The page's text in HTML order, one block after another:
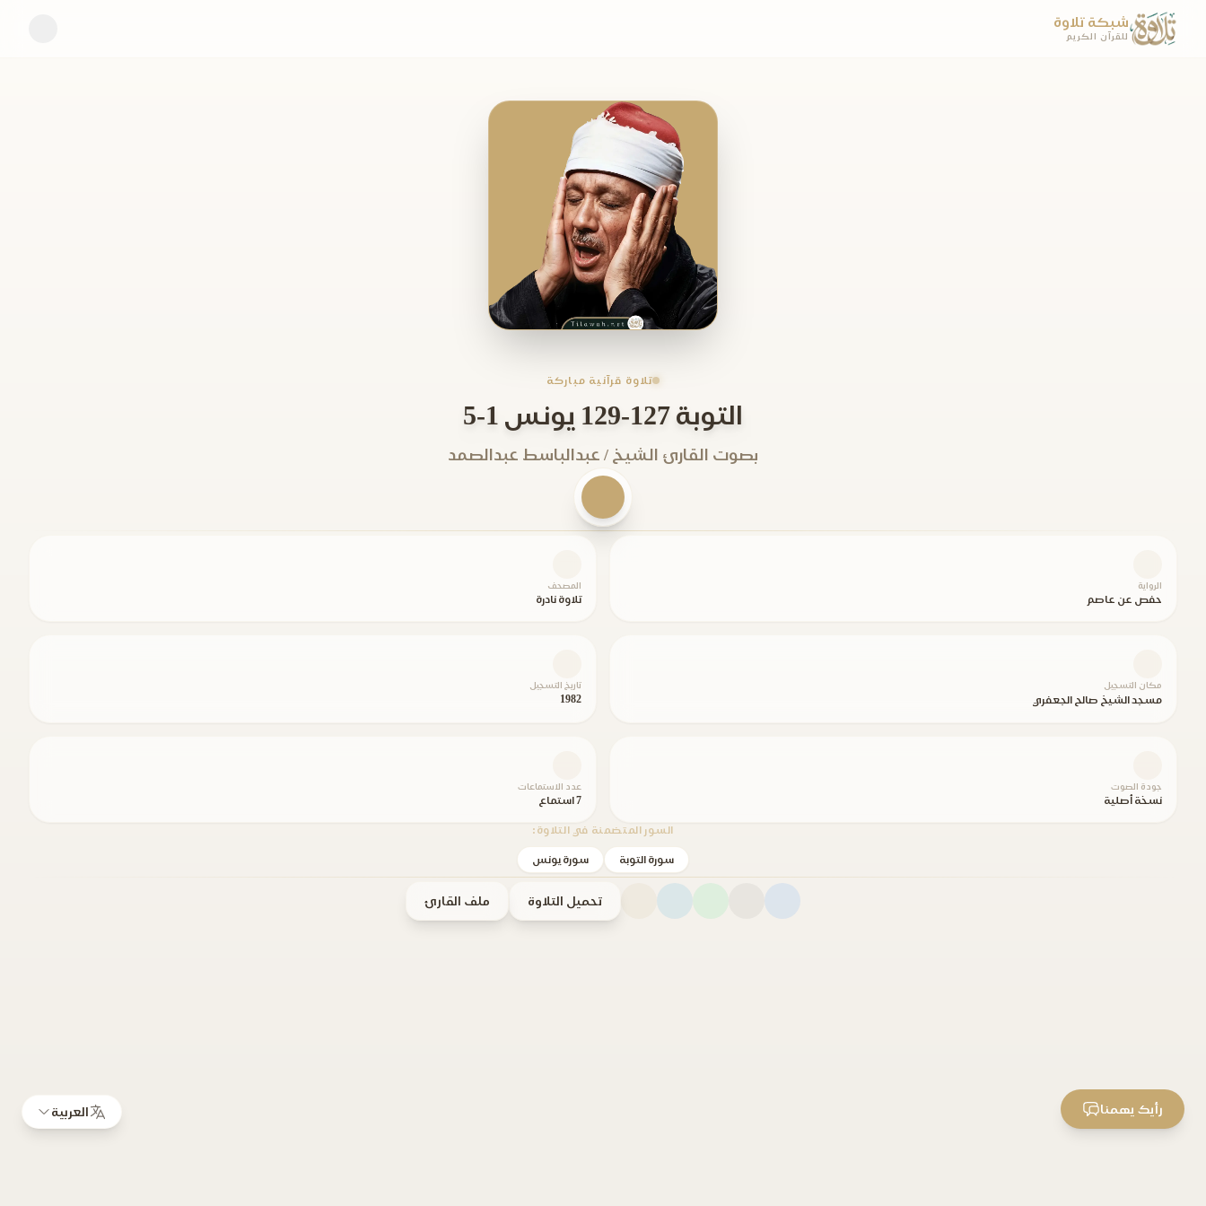
شبكة تلاوة
للقرآن الكريم
تلاوة قرآنية مباركة
التوبة 127-129 يونس 1-5
بصوت القارئ الشيخ / عبدالباسط عبدالصمد
الرواية
حفص عن عاصم
المصحف
تلاوة نادرة
مكان التسجيل
مسجد الشيخ صالح الجعفري
تاريخ التسجيل
1982
جودة الصوت
نسخة أصلية
عدد الاستماعات
7 استماع
السور المتضمنة في التلاوة:
سورة التوبة سورة يونس
تحميل التلاوة ملف القارئ
العربية رأيك يهمنا